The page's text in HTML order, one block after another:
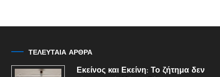
ΤΕΛΕΥΤΑΙΑ ΑΡΘΡΑ
Εκείνος και Εκείνη: Το ζήτημα δεν